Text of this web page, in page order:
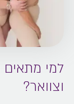
למי מתאים
וצוואר?